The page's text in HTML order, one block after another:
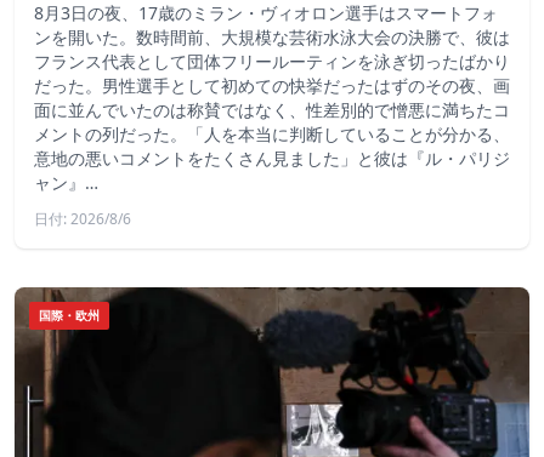
8月3日の夜、17歳のミラン・ヴィオロン選手はスマートフォ
ンを開いた。数時間前、大規模な芸術水泳大会の決勝で、彼は
フランス代表として団体フリールーティンを泳ぎ切ったばかり
だった。男性選手として初めての快挙だったはずのその夜、画
面に並んでいたのは称賛ではなく、性差別的で憎悪に満ちたコ
メントの列だった。「人を本当に判断していることが分かる、
意地の悪いコメントをたくさん見ました」と彼は『ル・パリジ
ャン』…
日付: 2026/8/6
国際・欧州